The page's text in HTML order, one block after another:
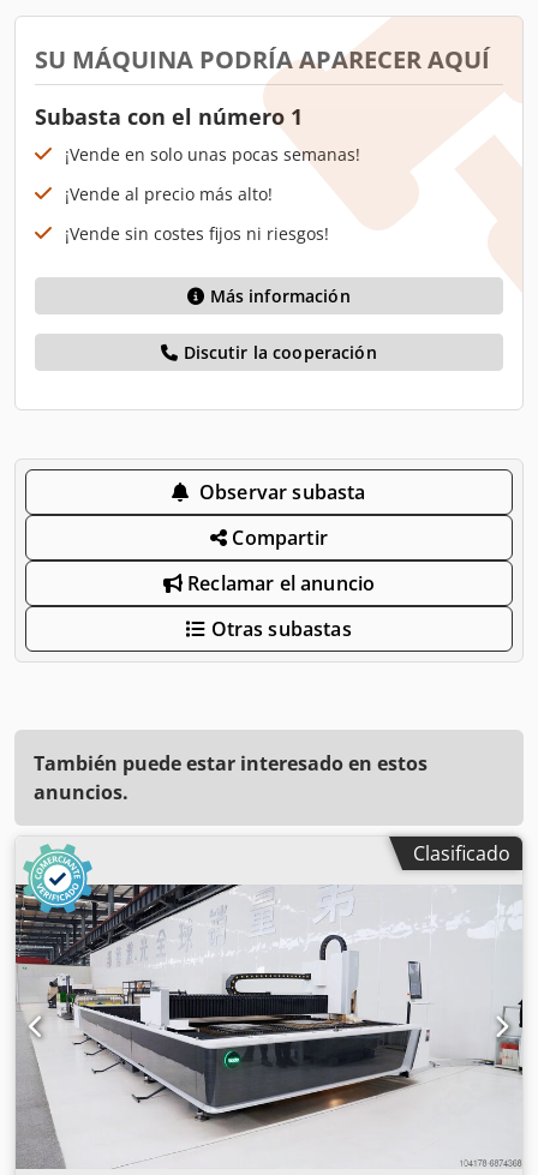
SU MÁQUINA PODRÍA APARECER AQUÍ
Subasta con el número 1
¡Vende en solo unas pocas semanas!
¡Vende al precio más alto!
¡Vende sin costes fijos ni riesgos!
Más información
Discutir la cooperación
Observar subasta
Compartir
Reclamar el anuncio
Otras subastas
También puede estar interesado en estos
anuncios.
Clasificado